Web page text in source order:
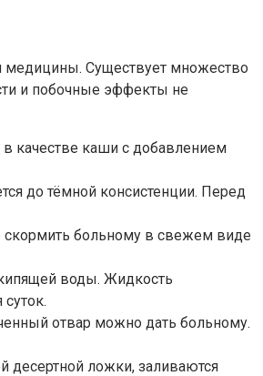
медицины. Существует множество
и побочные эффекты не
качестве каши с добавлением
до тёмной консистенции. Перед
скормить больному в свежем виде
воды. Жидкость
отвар можно дать больному.
десертной ложки, заливаются